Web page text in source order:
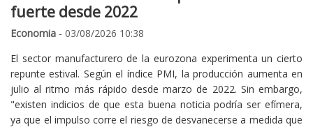
fuerte desde 2022
Economia - 03/08/2026 10:38
El sector manufacturero de la eurozona experimenta un cierto
repunte estival. Según el índice PMI, la producción aumenta en
julio al ritmo más rápido desde marzo de 2022. Sin embargo,
"existen indicios de que esta buena noticia podría ser efímera,
ya que el impulso corre el riesgo de desvanecerse a medida que